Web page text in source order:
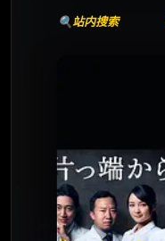
🔍站内搜索